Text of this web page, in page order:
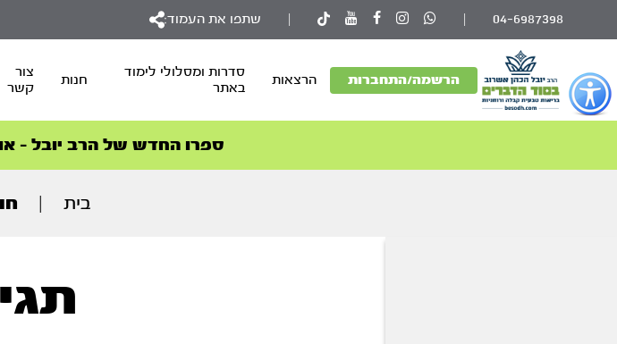
כפתור
לפתיחת
תפריט
נגישות
04-6987398 שתפו את העמוד:
הרשמה/התחברות הרצאות
סדרות ומסלולי לימוד
באתר
חנות
צור
קשר
סדרות
הסדרה המובילה
ספרו החדש של הרב יובל –
הצטרפו למהפכת
סדרות
הסדרה המובילה
בית